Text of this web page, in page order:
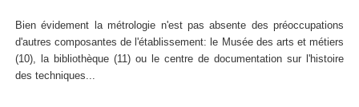
Bien évidement la métrologie n'est pas absente des préoccupations
d'autres composantes de l'établissement: le Musée des arts et métiers
(10), la bibliothèque (11) ou le centre de documentation sur l'histoire
des techniques...